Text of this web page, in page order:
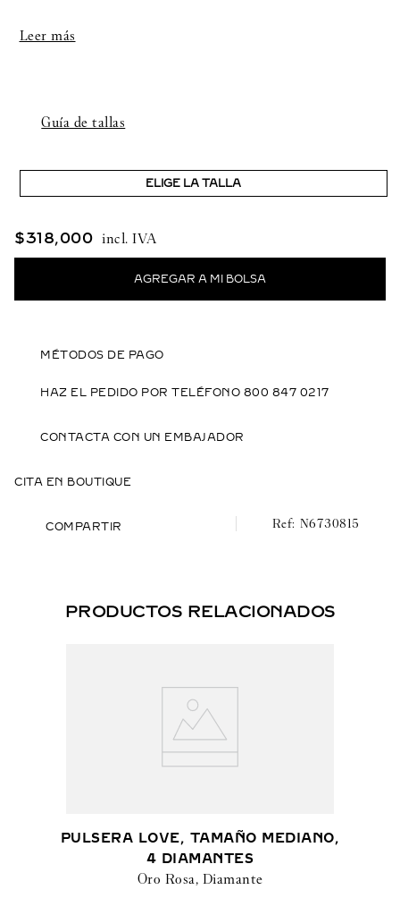
Pulsera Panthère de Cartier.
Guía de tallas
ELIGE LA TALLA
$318,000
MÉTODOS DE PAGO
HAZ EL PEDIDO POR TELÉFONO 800 847 0217
CONTACTA CON UN EMBAJADOR
CITA EN BOUTIQUE
COMPARTIR N6730815
PRODUCTOS RELACIONADOS
PULSERA LOVE, TAMAÑO MEDIANO,
4 DIAMANTES
Oro Rosa, Diamante